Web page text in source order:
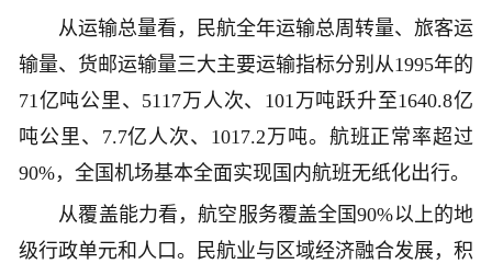
从运输总量看，民航全年运输总周转量、旅客运
输量、货邮运输量三大主要运输指标分别从1995年的
71亿吨公里、5117万人次、101万吨跃升至1640.8亿
吨公里、7.7亿人次、1017.2万吨。航班正常率超过
90%，全国机场基本全面实现国内航班无纸化出行。
从覆盖能力看，航空服务覆盖全国90%以上的地
级行政单元和人口。民航业与区域经济融合发展，积